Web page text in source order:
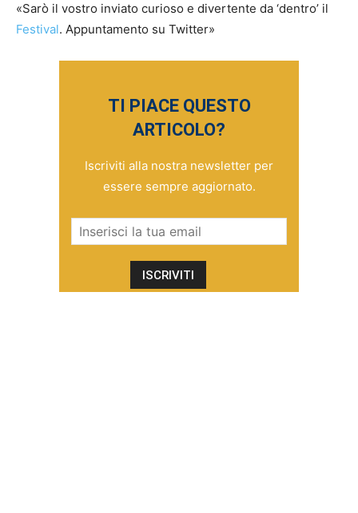
«Sarò il vostro inviato curioso e divertente da ‘dentro’ il
Festival. Appuntamento su Twitter»
TI PIACE QUESTO
ARTICOLO?
Iscriviti alla nostra newsletter per
essere sempre aggiornato.